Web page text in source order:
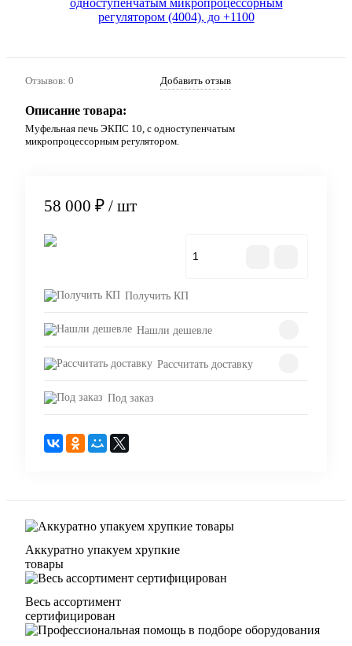
Отзывов: 0 Добавить отзыв
Описание товара:
Муфельная печь ЭКПС 10, с одноступенчатым
микропроцессорным регулятором.
58 000 ₽ / шт
Получить КП
Нашли дешевле
Рассчитать доставку
Под заказ
Аккуратно упакуем хрупкие
товары
Весь ассортимент
сертифицирован